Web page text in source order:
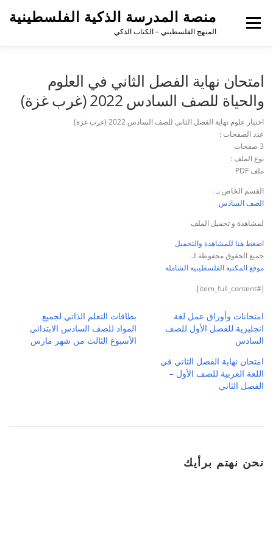
منصة المدرسة الذكية الفلسطينية
المنهج الفلسطيني – الكتاب الذكي
القائمة
امتحان نهاية الفصل الثاني في العلوم
والحياة للصف السادس 2022 (غرب غزة)
اختبار علوم نهاية الفصل الثاني للصف السادس 2022 (غرب غزة)
عدد الصفحات :
3 صفحات
نوع الملف :
ملف PDF
القسم الخاص بـ :
الصف السادس
لمشاهدة و تحميل الملف
اضغط هنا للمشاهدة والتحميل
جميع الحقوق محفوظة لـ
موقع المكتبة الفلسطينية الشاملة
[#item_full_content]
امتحانات وأوراق عمل لغة
انجليزية للفصل الأول للصف
السادس
بطاقات التعلم الذاتي لجميع
المواد للصف السادس الابتدائي
الأسبوع الثالث من شهر مارس
امتحان نهاية الفصل الثاني في
اللغة العربية للصف الأول –
الفصل الثاني
نحن نهتم برأيك